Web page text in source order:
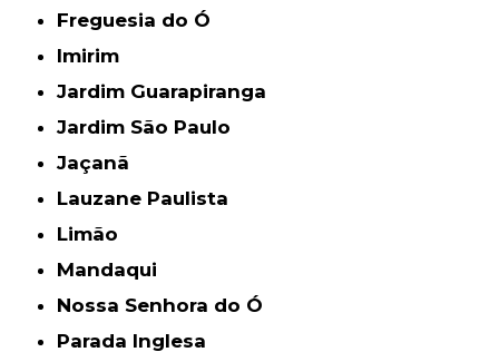
Freguesia do Ó
Imirim
Jardim Guarapiranga
Jardim São Paulo
Jaçanã
Lauzane Paulista
Limão
Mandaqui
Nossa Senhora do Ó
Parada Inglesa